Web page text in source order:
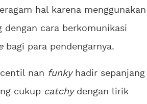
hal karena menggunakan
cara berkomunikasi
bagi para pendengarnya.
nan funkyhadir sepanjang
cukup catchydengan lirik